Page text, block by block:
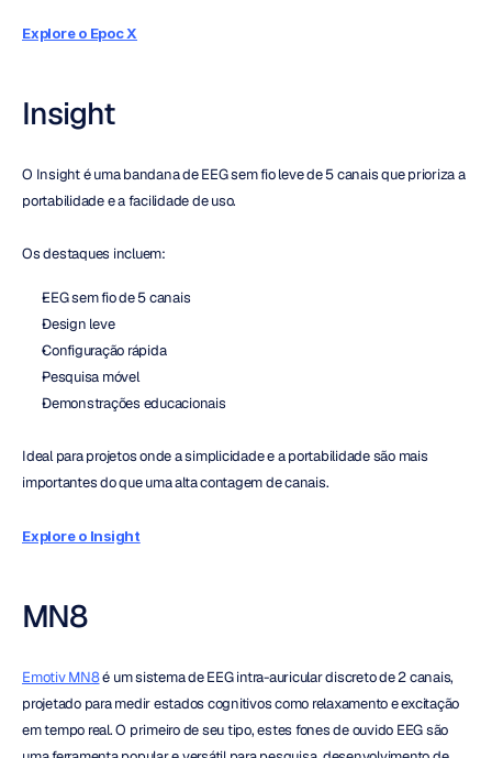
Explore o Epoc X
Insight
O Insight é uma bandana de EEG sem fio leve de 5 canais que prioriza a
portabilidade e a facilidade de uso.
Os destaques incluem:
EEG sem fio de 5 canais
Design leve
Configuração rápida
Pesquisa móvel
Demonstrações educacionais
Ideal para projetos onde a simplicidade e a portabilidade são mais
importantes do que uma alta contagem de canais.
Explore o Insight
MN8
Emotiv MN8 é um sistema de EEG intra-auricular discreto de 2 canais,
projetado para medir estados cognitivos como relaxamento e excitação
em tempo real. O primeiro de seu tipo, estes fones de ouvido EEG são